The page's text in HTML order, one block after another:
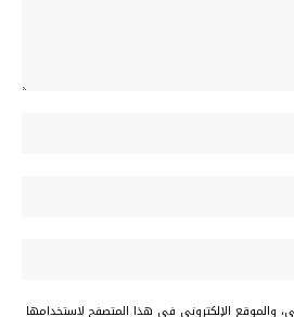
والموقع الإلكتروني في هذا المتصفح لاستخدامها